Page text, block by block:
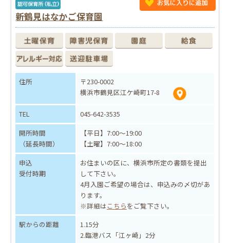
新鶴見はなかご保育園
住所
〒230-0002
横浜市鶴見区江ケ崎町17-8
TEL
045-642-3535
開所時間
（延長時間）
【平日】7:00～19:00
【土曜】7:00～18:00
申込
受付時期
お住まいの区に、横浜市所定の書類を提出
して下さい。
4月入園ご希望の場合は、申込みの〆切があ
ります。
※詳細はこちらをご覧下さい。
駅からの距離
1.15分
2.臨港バス「江ヶ崎」2分